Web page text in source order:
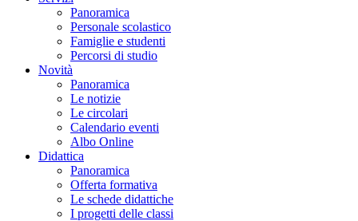
Panoramica
Personale scolastico
Famiglie e studenti
Percorsi di studio
Novità
Panoramica
Le notizie
Le circolari
Calendario eventi
Albo Online
Didattica
Panoramica
Offerta formativa
Le schede didattiche
I progetti delle classi